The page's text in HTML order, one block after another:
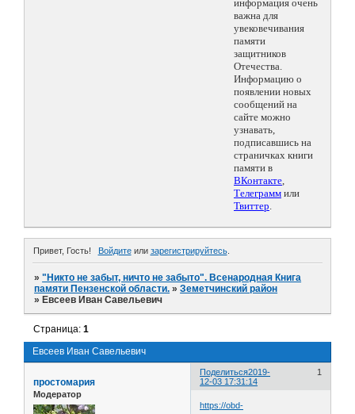
информация очень
важна для
увековечивания
памяти
защитников
Отечества.
Информацию о
появлении новых
сообщений на
сайте можно
узнавать,
подписавшись на
страничках книги
памяти в
ВКонтакте,
Телеграмм или
Твиттер.
Привет, Гость! Войдитеили зарегистрируйтесь.
»"Никто не забыт, ничто не забыто". Всенародная Книга
памяти Пензенской области. »Земетчинский район
» Евсеев Иван Савельевич
Евсеев Иван Савельевич
Страница:1
Поделиться 1
2019-
12-03 17:31:14
простомария
Модератор
https://obd-